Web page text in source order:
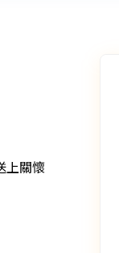
上關懷